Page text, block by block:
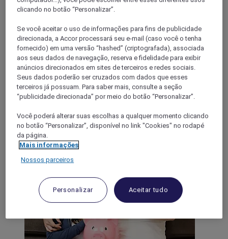
Florianópolis para atletas: roteiros de triatlo e
aventura
Floripa sem abrir mão do descanso. Roteiros para atletas e
dicas para gastar pouco com ibis.
clicando no botão “Personalizar”.
Se você aceitar o uso de informações para fins de publicidade
direcionada, a Accor processará seu e-mail (caso você o tenha
fornecido) em uma versão “hashed” (criptografada), associada
aos seus dados de navegação, reserva e fidelidade para exibir
anúncios direcionados em sites de terceiros e redes sociais.
Seus dados poderão ser cruzados com dados que esses
terceiros já possuam. Para saber mais, consulte a seção
“publicidade direcionada” por meio do botão “Personalizar”.
Você poderá alterar suas escolhas a qualquer momento clicando
no botão “Personalizar”, disponível no link "Cookies" no rodapé
da página.
Mais informações
Nossos parceiros
Personalizar Aceitar tudo